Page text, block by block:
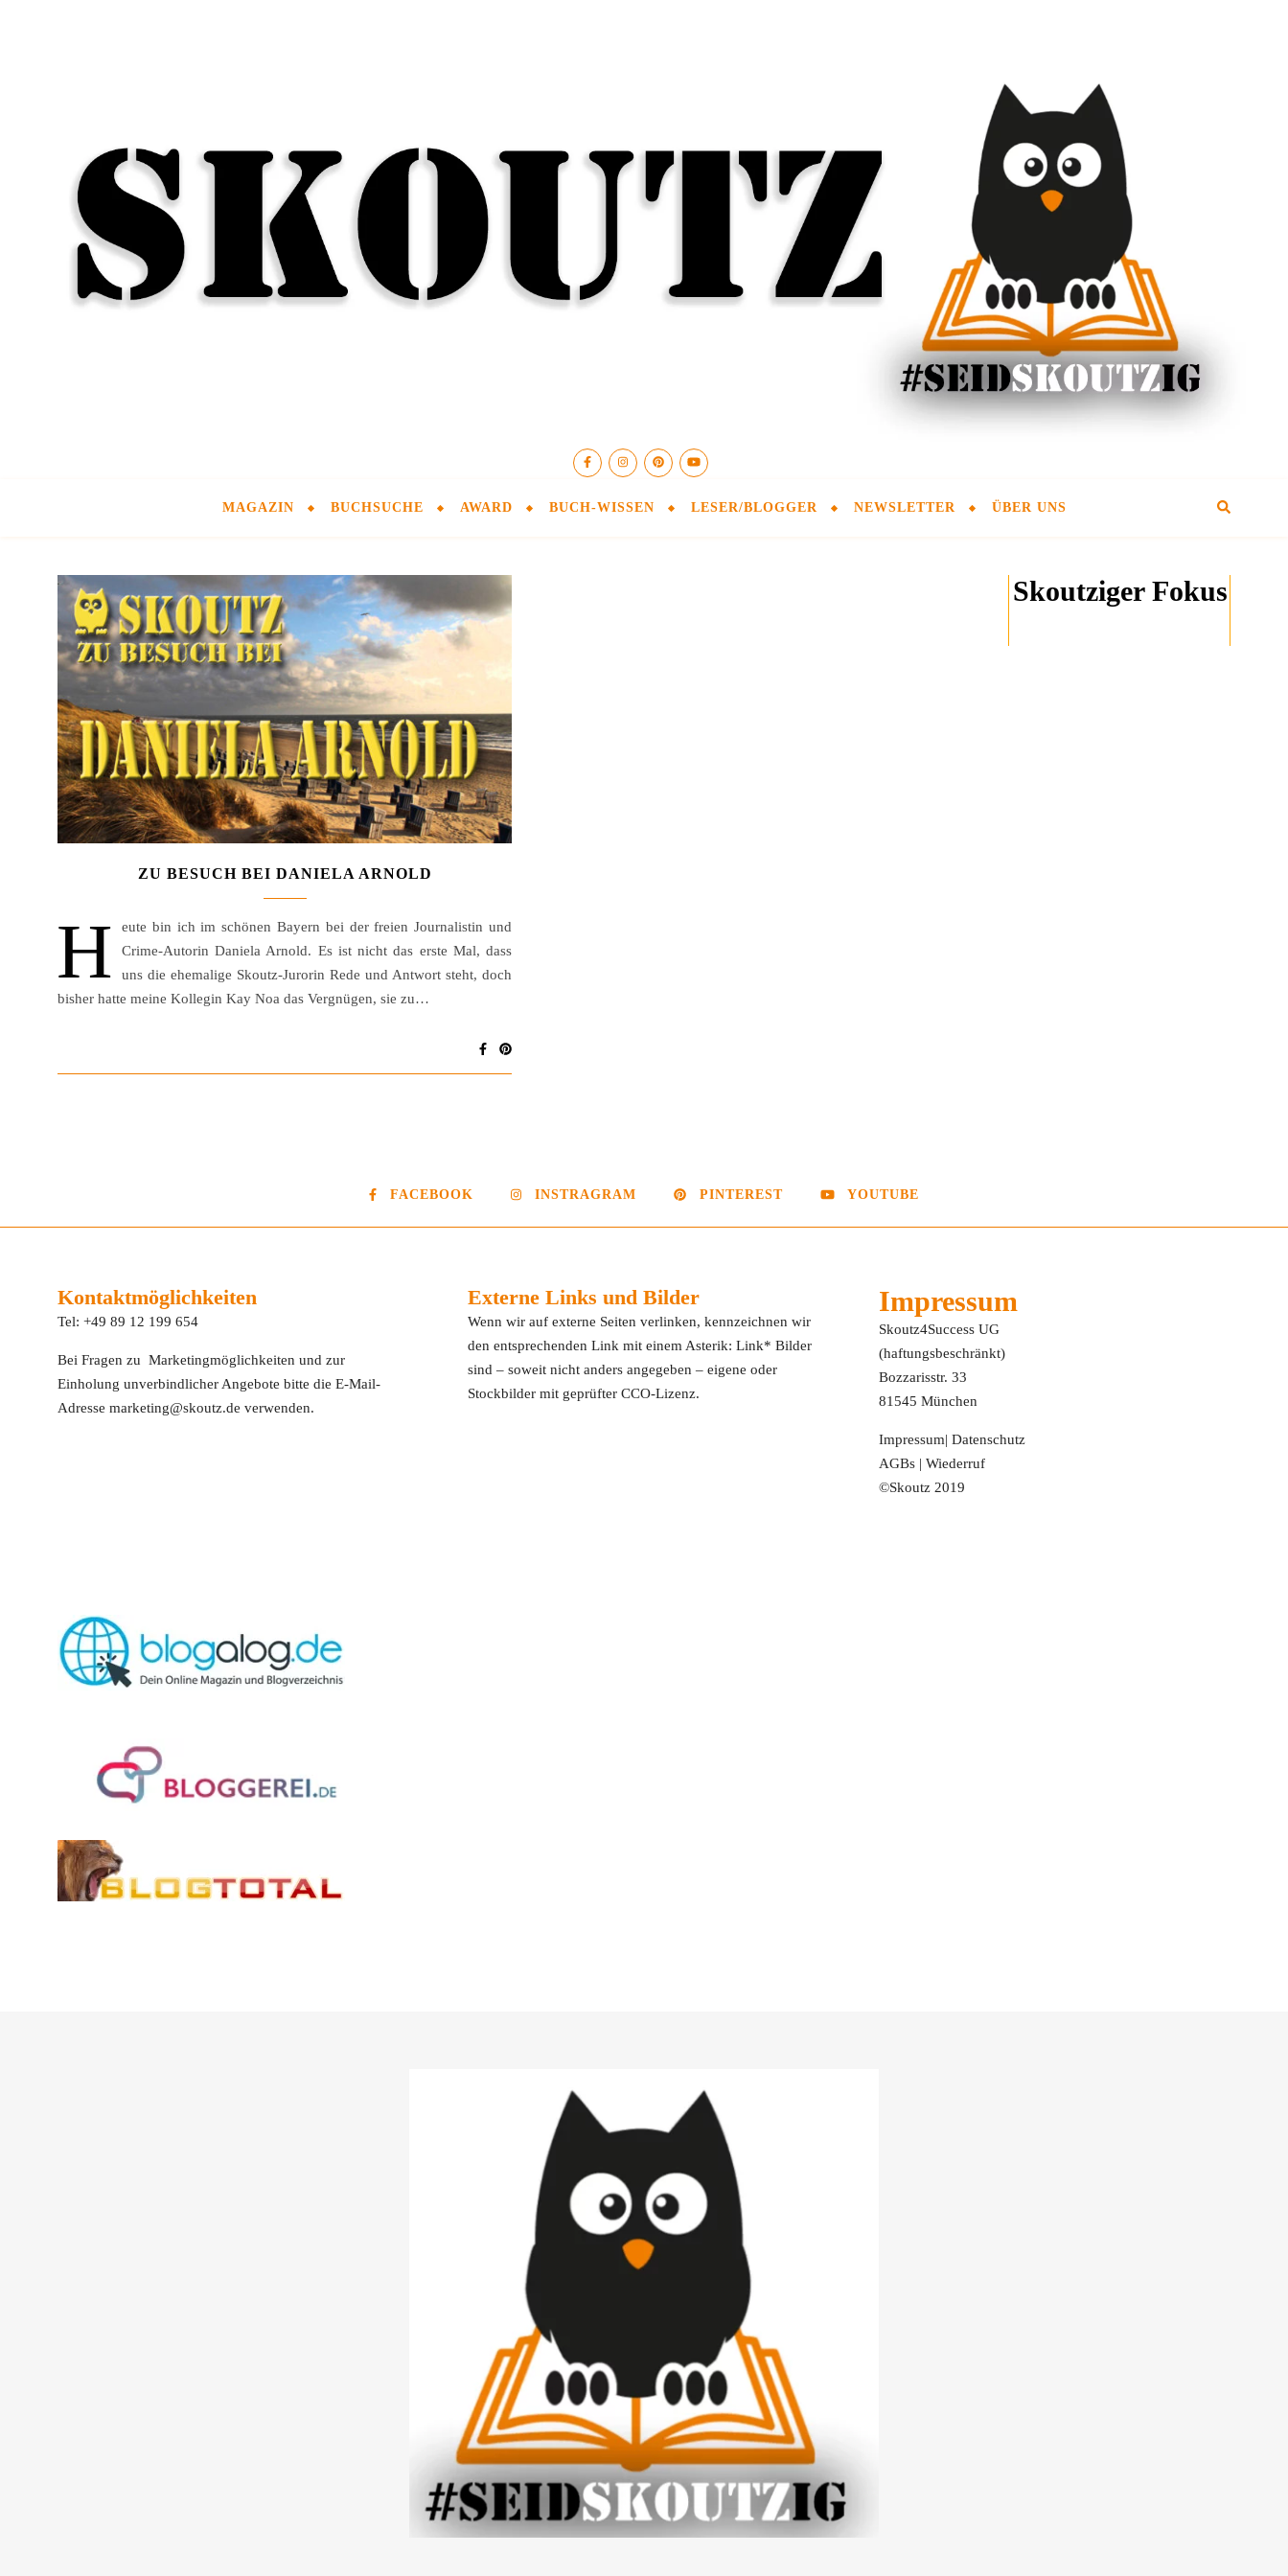
MAGAZIN BUCHSUCHE AWARD BUCH-WISSEN LESER/BLOGGER NEWSLETTER ÜBER UNS
ZU BESUCH BEI DANIELA ARNOLD
H
eute bin ich im schönen Bayern bei der freien Journalistin und
Crime-Autorin Daniela Arnold. Es ist nicht das erste Mal, dass
uns die ehemalige Skoutz-Jurorin Rede und Antwort steht, doch
bisher hatte meine Kollegin Kay Noa das Vergnügen, sie zu…
Skoutziger Fokus
FACEBOOK INSTRAGRAM PINTEREST YOUTUBE
Kontaktmöglichkeiten
Tel: +49 89 12 199 654
Bei Fragen zu Marketingmöglichkeiten und zur
Einholung unverbindlicher Angebote bitte die E-Mail-
Adresse marketing@skoutz.de verwenden.
Externe Links und Bilder
Wenn wir auf externe Seiten verlinken, kennzeichnen wir
den entsprechenden Link mit einem Asterik: Link* Bilder
sind – soweit nicht anders angegeben – eigene oder
Stockbilder mit geprüfter CCO-Lizenz.
Impressum
Skoutz4Success UG
(haftungsbeschränkt)
Bozzarisstr. 33
81545 München
Impressum| Datenschutz
AGBs| Wiederruf
©Skoutz 2019